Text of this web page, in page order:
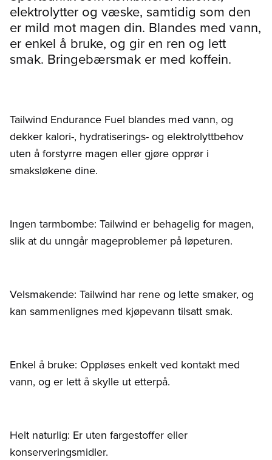
elektrolytter og væske, samtidig som den
er mild mot magen din. Blandes med vann,
er enkel å bruke, og gir en ren og lett
smak. Bringebærsmak er med koffein.
Tailwind Endurance Fuel blandes med vann, og
dekker kalori-, hydratiserings- og elektrolyttbehov
uten å forstyrre magen eller gjøre opprør i
smaksløkene dine.
Ingen tarmbombe: Tailwind er behagelig for magen,
slik at du unngår mageproblemer på løpeturen.
Velsmakende: Tailwind har rene og lette smaker, og
kan sammenlignes med kjøpevann tilsatt smak.
Enkel å bruke: Oppløses enkelt ved kontakt med
vann, og er lett å skylle ut etterpå.
Helt naturlig: Er uten fargestoffer eller
konserveringsmidler.